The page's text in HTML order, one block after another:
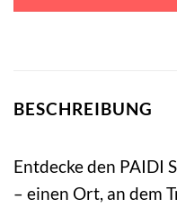
BESCHREIBUNG
Entdecke den PAIDI
– einen Ort, an dem